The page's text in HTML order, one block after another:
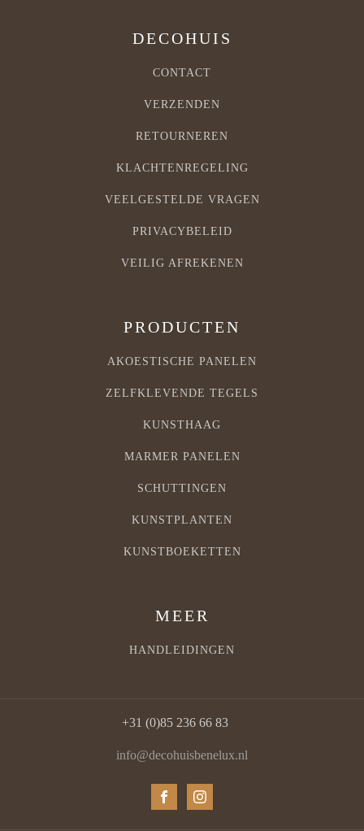
DECOHUIS
CONTACT
VERZENDEN
RETOURNEREN
KLACHTENREGELING
VEELGESTELDE VRAGEN
PRIVACYBELEID
VEILIG AFREKENEN
PRODUCTEN
AKOESTISCHE PANELEN
ZELFKLEVENDE TEGELS
KUNSTHAAG
MARMER PANELEN
SCHUTTINGEN
KUNSTPLANTEN
KUNSTBOEKETTEN
MEER
HANDLEIDINGEN
+31 (0)85 236 66 83
info@decohuisbenelux.nl